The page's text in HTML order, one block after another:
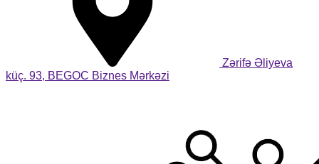
Zərifə Əliyeva
küç. 93, BEGOC Biznes Mərkəzi